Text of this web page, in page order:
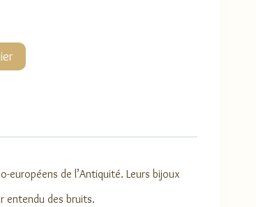
européens de l’Antiquité. Leurs bijoux
entendu des bruits.